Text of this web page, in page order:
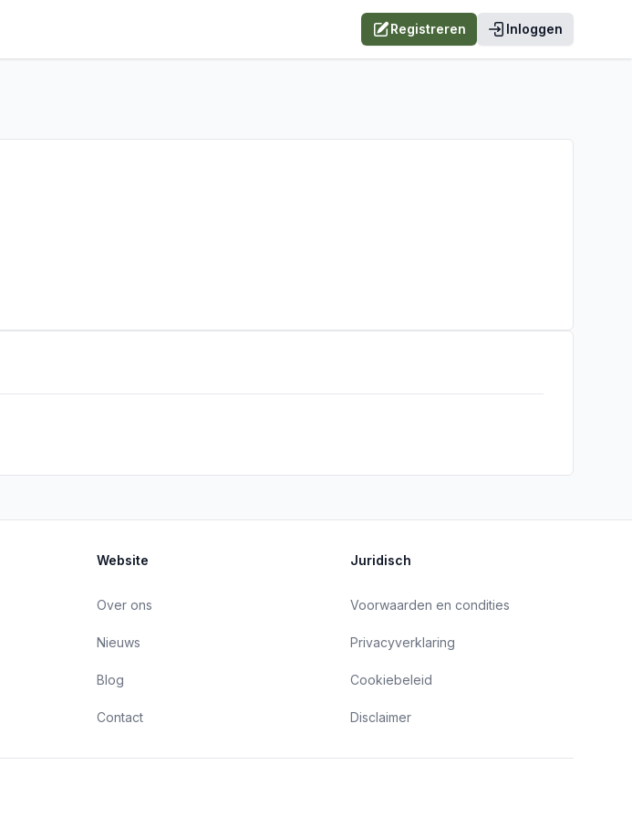
Registreren Inloggen
Website
Over ons
Nieuws
Blog
Contact
Juridisch
Voorwaarden en condities
Privacyverklaring
Cookiebeleid
Disclaimer